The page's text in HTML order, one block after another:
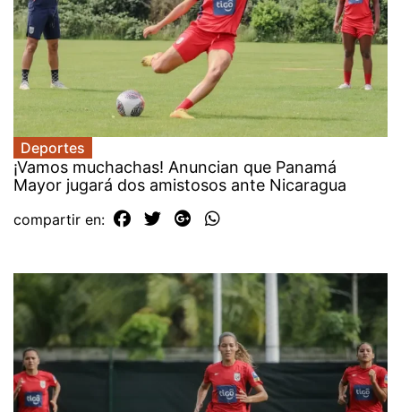
Deportes
¡Vamos muchachas! Anuncian que Panamá
Mayor jugará dos amistosos ante Nicaragua
compartir en: